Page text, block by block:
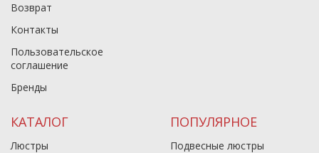
Возврат
Контакты
Пользовательское
соглашение
Бренды
КАТАЛОГ
Люстры
ПОПУЛЯРНОЕ
Подвесные люстры